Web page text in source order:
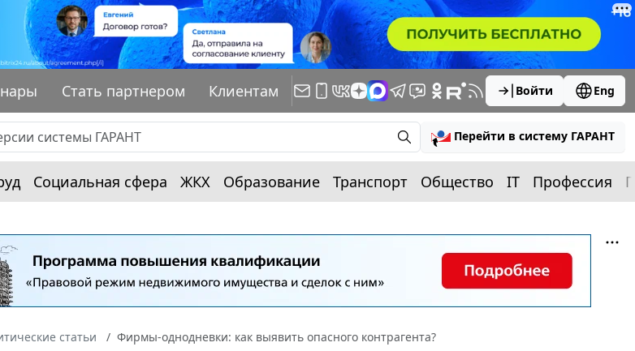
Стать партнером Клиентам Войти Eng
Перейти в систему ГАРАНТ
Социальная сфера ЖКХ Образование Транспорт Общество IT Профессия
статьи Фирмы-однодневки: как выявить опасного контрагента?